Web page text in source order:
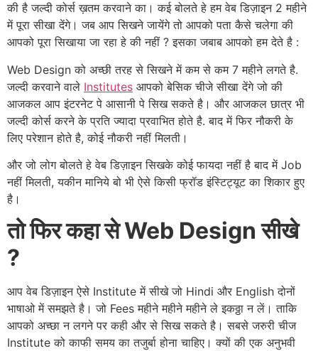
की है जल्दी कोर्स ख़तम करवाने का। कई बोलते हे हम वेब डिज़ाइन 2 महीने
में पूरा सीखा देंगे। जब आप सिखने जायेंगे तो आपको पता कैसे चलेगा की
आपको पूरा सिखाया जा रहा हे की नहीं ? इसका जबाब आपको हम देते है :
Web Design को अच्छी तरह से सिखने में कम से कम 7 महीने लगते है.
जल्दी करवाने वाले Institutes आपको बेसिक चीजे सीखा देंगे जो की
आजकल आप इंटरनेट पे आसानी पे सिख सकते है। और आजकल छात्र भी
जल्दी कोर्स करने के प्रति ज्यादा प्रवाभित होते है. बाद में फिर नौकरी के
लिए परेशान होते है, कोई नौकरी नहीं मिलती।
और जो लोग बोलते हे वेब डिज़ाइन सिखके कोई फायदा नहीं है बाद में Job
नहीं मिलती, यकीन मानिये बो भी ऐसे किसी फ्रॉड इंस्टिट्यूट का शिकार हुए
है।
तो फिर कहा से Web Design सीखे
?
आप वेब डिज़ाइन ऐसे Institute में सीखे जो Hindi और English दोनों
भाषाओ में समझते है। जो Fees महीने महीने महीने ले इकठ्ठा न लें। ताकि
आपको अच्छा न लगने पर कही और से सिख सकते है। सबसे जरुरी चीज
Institute को काफी समय का तजुर्बा होना चाहिए। क्यों की एक अनुभवी